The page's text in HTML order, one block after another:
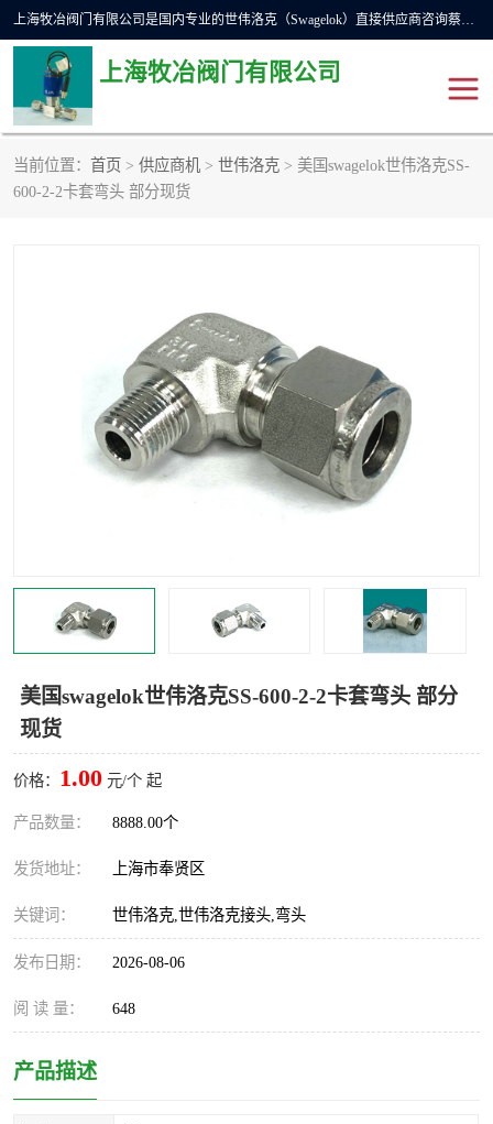
上海牧冶阀门有限公司是国内专业的世伟洛克（Swagelok）直接供应商咨询蔡工，主营世伟洛克球阀、世伟洛克针型阀、世伟洛克隔膜阀、世伟洛克旋塞阀、世伟洛克单向阀、世伟洛克接头、世伟洛克快速接头、世伟洛克卡套管、世伟洛克弯管器、世伟洛克工具等。
上海牧冶阀门有限公司
当前位置： 首页 > 供应商机 > 世伟洛克 > 美国swagelok世伟洛克SS-
600-2-2卡套弯头 部分现货
美国swagelok世伟洛克SS-600-2-2卡套弯头 部分
现货
价格： 1.00 元/个 起
产品数量： 8888.00个
发货地址： 上海市奉贤区
关键词： 世伟洛克,世伟洛克接头,弯头
发布日期： 2026-08-06
阅 读 量： 648
产品描述
世伟洛克
世伟洛克单向阀 世伟洛克波纹管阀
DSC疏水阀 美国霍克HOKE
世伟洛克针型阀 世伟洛克旋塞阀
世伟洛克弯管器